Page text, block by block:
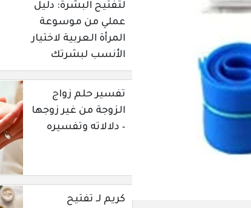
لتفتيح البشرة: دليل
عملي من موسوعة
المرأة العربية لاختيار
الأنسب لبشرتك
تفسير حلم زواج
الزوجة من غير زوجها
– دلالاته وتفسيره
كريم لـ تفتيح